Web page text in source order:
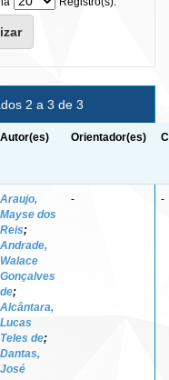
2 a 3 de 3
Autor(es) Orientador(es)
Araujo,
Mayse dos
Reis;
Andrade,
Walace
Gonçalves
de;
Alcântara,
Lucas
Teles de;
Dantas,
José
- -